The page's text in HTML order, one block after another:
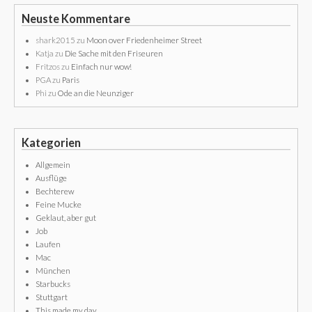
Neuste Kommentare
shark2015 zu Moon over Friedenheimer Street
Katja zu Die Sache mit den Friseuren
Fritzoszu Einfach nur wow!
PGAzu Paris
Phi zu Ode an die Neunziger
Kategorien
Allgemein
Ausflüge
Bechterew
Feine Mucke
Geklaut, aber gut
Job
Laufen
Mac
München
Starbucks
Stuttgart